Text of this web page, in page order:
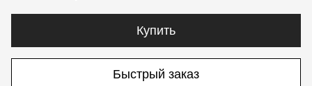
Купить
Быстрый заказ